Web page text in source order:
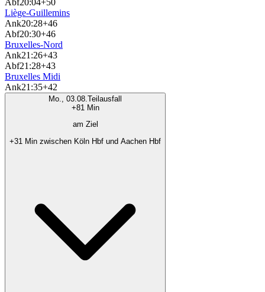
Abf20:04+50
Liège-Guillemins
Ank20:28+46
Abf20:30+46
Bruxelles-Nord
Ank21:26+43
Abf21:28+43
Bruxelles Midi
Ank21:35+42
Mo., 03.08.Teilausfall
+81 Min
am Ziel
+31 Min zwischen Köln Hbf und Aachen Hbf